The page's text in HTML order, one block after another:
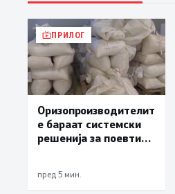
ПРИЛОГ
Оризопроизводителит
е бараат системски
решенија за поевтино
пред 5 мин.